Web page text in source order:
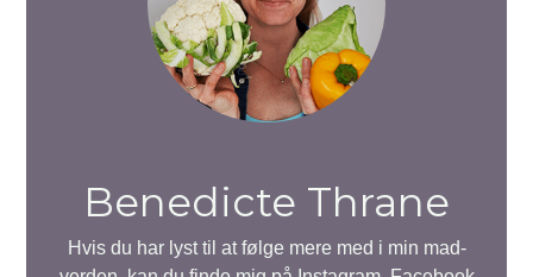
Benedicte Thrane
Hvis du har lyst til at følge mere med i min mad-